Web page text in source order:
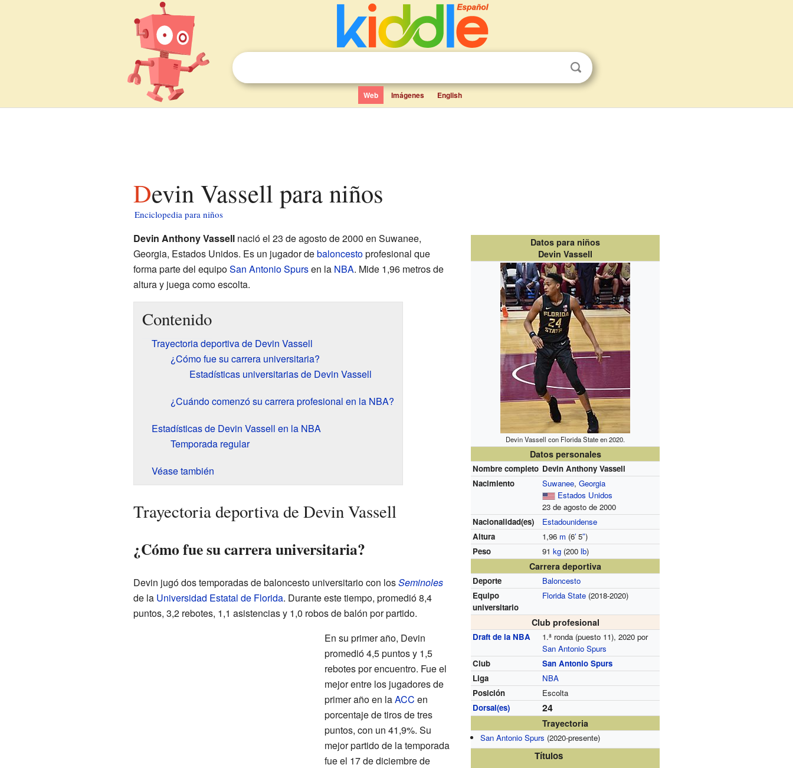
Web Imágenes English
Devin Vassell para niños
Enciclopedia para niños
Datos para niños
Devin Vassell
Devin Vassell con Florida State en 2020.
Datos personales
Nombre completo Devin Anthony Vassell
Nacimiento
Suwanee,Georgia
Estados Unidos
23 de agosto de 2000
Nacionalidad(es)
Estadounidense
Altura
1,96 m (6′ 5″)
Peso
91kg (200lb)
Carrera deportiva
Deporte
Baloncesto
Equipo
universitario
Florida State (2018-2020)
Club profesional
Draft de la NBA
1.ª ronda (puesto 11), 2020 por
San Antonio Spurs
Club
San Antonio Spurs
Liga
NBA
Posición
Escolta
Dorsal(es)
24
Trayectoria
San Antonio Spurs (2020-presente)
Títulos
Devin Anthony Vassellnació el 23 de agosto de 2000 en Suwanee,
Georgia, Estados Unidos. Es un jugador debaloncestoprofesional que
forma parte del equipoSan Antonio Spursen la NBA. Mide 1,96 metros de
altura y juega como escolta.
Contenido
Trayectoria deportiva de Devin Vassell
¿Cómo fue su carrera universitaria?
Estadísticas universitarias de Devin Vassell
¿Cuándo comenzó su carrera profesional en la NBA?
Estadísticas de Devin Vassell en la NBA
Temporada regular
Véase también
Trayectoria deportiva de Devin Vassell
¿Cómo fue su carrera universitaria?
Devin jugó dos temporadas de baloncesto universitario con losSeminoles
de la Universidad Estatal de Florida. Durante este tiempo, promedió 8,4
puntos, 3,2 rebotes, 1,1 asistencias y 1,0 robos de balón por partido.
En su primer año, Devin
promedió 4,5 puntos y 1,5
rebotes por encuentro. Fue el
mejor entre los jugadores de
primer año en laACC en
porcentaje de tiros de tres
puntos, con un 41,9%. Su
mejor partido de la temporada
fue el 17 de diciembre de